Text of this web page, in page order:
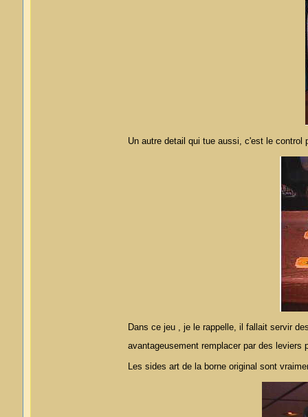
Un autre detail qui tue aussi, c'est le control
Dans ce jeu , je le rappelle, il fallait servir
avantageusement remplacer par des
Les sides art de la borne original sont